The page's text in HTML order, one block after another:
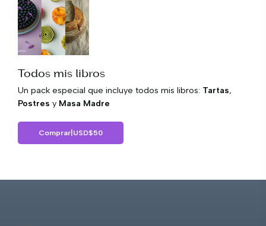
Todos mis libros
Un pack especial que incluye todos mis libros: Tartas,
Postres y Masa Madre
Comprar USD$50